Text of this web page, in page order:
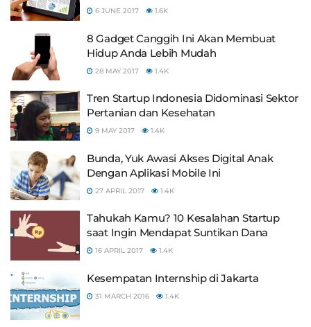
6 JUNE 2017 1.6K
8 Gadget Canggih Ini Akan Membuat
Hidup Anda Lebih Mudah
28 MAY 2017 1.4K
Tren Startup Indonesia Didominasi Sektor
Pertanian dan Kesehatan
9 MAY 2017 1.4K
Bunda, Yuk Awasi Akses Digital Anak
Dengan Aplikasi Mobile Ini
27 APRIL 2017 1.4K
Tahukah Kamu? 10 Kesalahan Startup
saat Ingin Mendapat Suntikan Dana
16 APRIL 2017 1.4K
Kesempatan Internship di Jakarta
31 MARCH 2016 1.4K